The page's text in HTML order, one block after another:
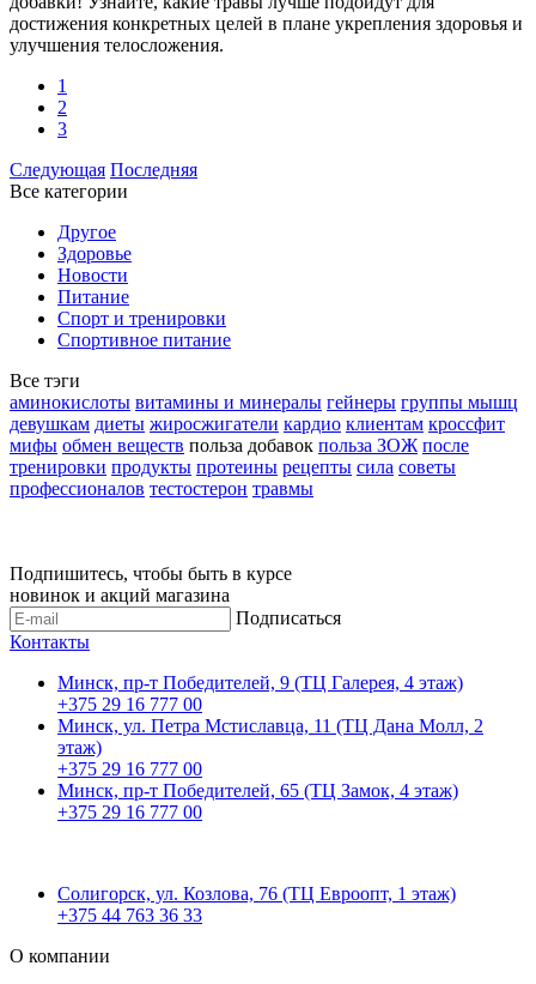
достижения конкретных целей в плане укрепления здоровья и
улучшения телосложения.
1
2
3
Следующая Последняя
Все категории
Другое
Здоровье
Новости
Питание
Спорт и тренировки
Спортивное питание
Все тэги
аминокислоты витамины и минералы гейнеры группы мышц
девушкам диеты жиросжигатели кардио клиентам кроссфит
мифы обмен веществ польза добавок польза ЗОЖ после
тренировки продукты протеины рецепты сила советы
профессионалов тестостерон травмы
Подпишитесь, чтобы быть в курсе
новинок и акций магазина
Подписаться
Контакты
Минск, пр-т Победителей, 9 (ТЦ Галерея, 4 этаж)
+375 29 16 777 00
Минск, ул. Петра Мстиславца, 11 (ТЦ Дана Молл, 2
этаж)
+375 29 16 777 00
Минск, пр-т Победителей, 65 (ТЦ Замок, 4 этаж)
+375 29 16 777 00
Солигорск, ул. Козлова, 76 (ТЦ Евроопт, 1 этаж)
+375 44 763 36 33
О компании